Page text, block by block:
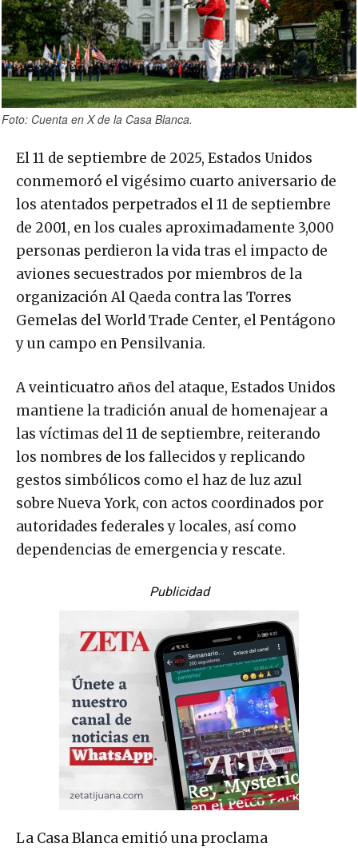
Foto: Cuenta en X de la Casa Blanca.
El 11 de septiembre de 2025, Estados Unidos
conmemoró el vigésimo cuarto aniversario de
los atentados perpetrados el 11 de septiembre
de 2001, en los cuales aproximadamente 3,000
personas perdieron la vida tras el impacto de
aviones secuestrados por miembros de la
organización Al Qaeda contra las Torres
Gemelas del World Trade Center, el Pentágono
y un campo en Pensilvania.
A veinticuatro años del ataque, Estados Unidos
mantiene la tradición anual de homenajear a
las víctimas del 11 de septiembre, reiterando
los nombres de los fallecidos y replicando
gestos simbólicos como el haz de luz azul
sobre Nueva York, con actos coordinados por
autoridades federales y locales, así como
dependencias de emergencia y rescate.
Publicidad
La Casa Blanca emitió una proclama